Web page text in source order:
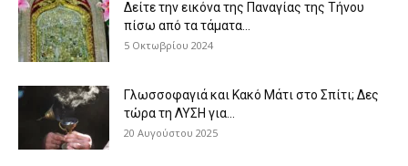
Δείτε την εικόνα της Παναγίας της Τήνου
πίσω από τα τάματα...
5 Οκτωβρίου 2024
Γλωσσοφαγιά και Κακό Μάτι στο Σπίτι; Δες
τώρα τη ΛΥΣΗ για...
20 Αυγούστου 2025